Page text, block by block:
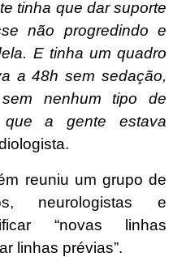
tinha que dar suporte
não progredindo e
E tinha um quadro
a 48h sem sedação,
nenhum tipo de
a gente estava
reuniu um grupo de
neurologistas e
“novas linhas
linhas prévias”.